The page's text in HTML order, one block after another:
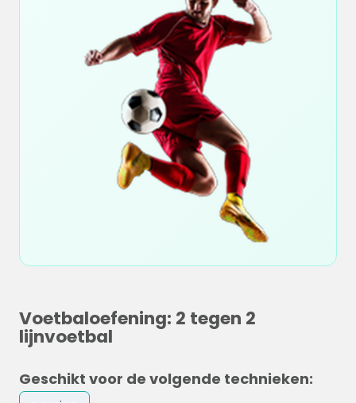
Voetbaloefening: 2 tegen 2
lijnvoetbal
Geschikt voor de volgende technieken: